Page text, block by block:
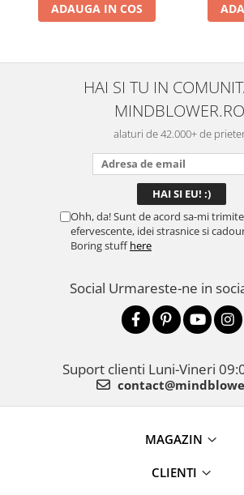
ADAUGA IN COS
HAI SI TU IN
alaturi de 42.000+ de
Ohh, da! Sunt de acord sa-mi
efervescente, idei strasnice si
Boring stuffhere
Social Urmareste-ne in
Suport clienti Luni-Vineri
MAGAZIN
CLIENTI